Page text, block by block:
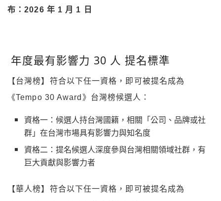
布：2026 年 1 月 1 日
年度最有影響力 30 人 提名標準
【台灣榜】符合以下任一資格，即可被提名成為
《Tempo 30 Award》台灣榜候選人：
資格一：候選人持台灣國籍，相關「公司、品牌或社
群」在台灣市場具有影響力與知名度
資格二：提名候選人深度參與台灣相關領域社群，有
巨大貢獻與影響力者
【華人榜】符合以下任一資格，即可被提名成為